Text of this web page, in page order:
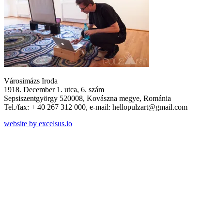
Városimázs Iroda
1918. December 1. utca, 6. szám
Sepsiszentgyörgy 520008, Kovászna megye, Románia
Tel./fax: + 40 267 312 000, e-mail: hellopulzart@gmail.com
website by excelsus.io